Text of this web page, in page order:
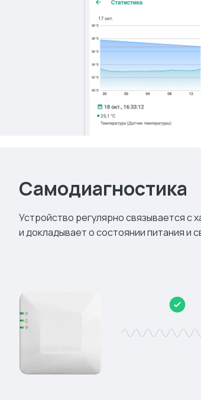
Устройство регулярно связывается с
и докладывает о состоянии питания и
Самодиагностика